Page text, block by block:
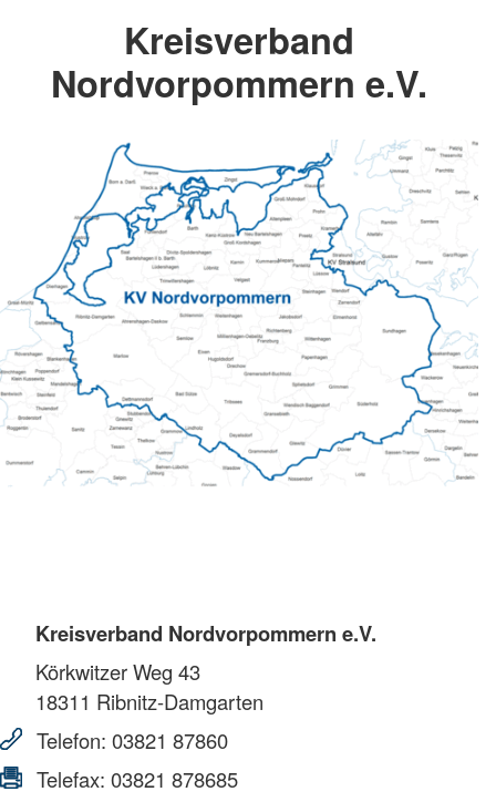
Kreisverband
Nordvorpommern e.V.
Kreisverband Nordvorpommern e.V.
Körkwitzer Weg 43
18311 Ribnitz-Damgarten
Telefon: 03821 87860
Telefax: 03821 878685